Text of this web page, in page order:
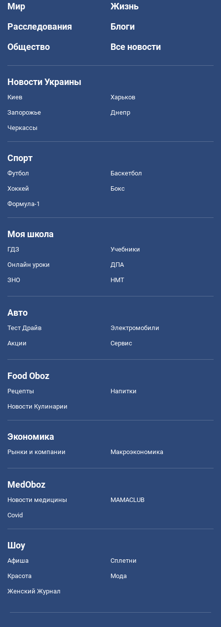
Мир
Жизнь
Расследования
Блоги
Общество
Все новости
Новости Украины
Киев Харьков
Запорожье Днепр
Черкассы
Спорт
Футбол Баскетбол
Хоккей Бокс
Формула-1
Моя школа
ГДЗ Учебники
Онлайн уроки ДПА
ЗНО НМТ
Авто
Тест Драйв Электромобили
Акции Сервис
Food Oboz
Рецепты Напитки
Новости Кулинарии
Экономика
Рынки и компании Mакроэкономика
MedOboz
Новости медицины MAMACLUB
Covid
Шоу
Афиша Сплетни
Красота Мода
Женский Журнал